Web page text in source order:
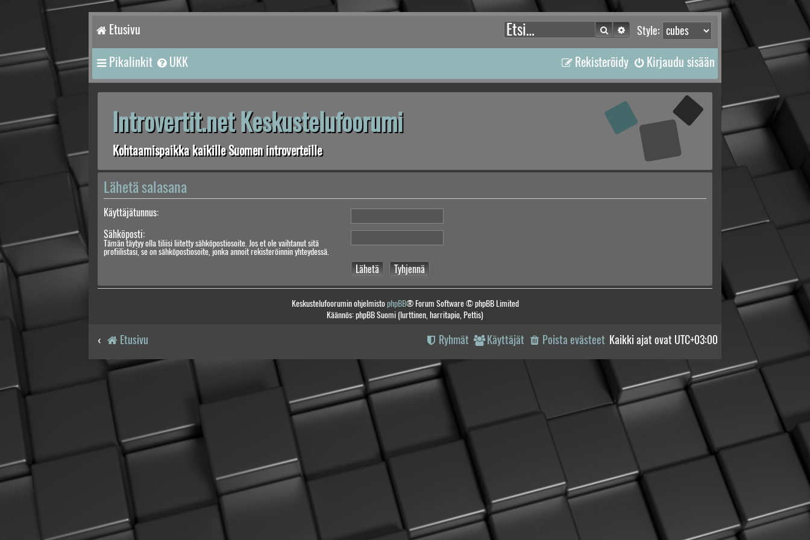
Etusivu Style:
Etsi Tarkennettu haku
Pikalinkit UKK Kirjaudu sisään
Rekisteröidy
Introvertit.net Keskustelufoorumi
Kohtaamispaikka kaikille Suomen introverteille
Lähetä salasana
Käyttäjätunnus:
Sähköposti:
Tämän täytyy olla tiliisi liitetty sähköpostiosoite. Jos et ole vaihtanut sitä
profiilistasi, se on sähköpostiosoite, jonka annoit rekisteröinnin yhteydessä.
Keskustelufoorumin ohjelmistophpBB® Forum Software © phpBB Limited
Käännös: phpBB Suomi (lurttinen, harritapio, Pettis)
Etusivu Kaikki ajat ovat UTC+03:00
Poista evästeet
Käyttäjät
Ryhmät